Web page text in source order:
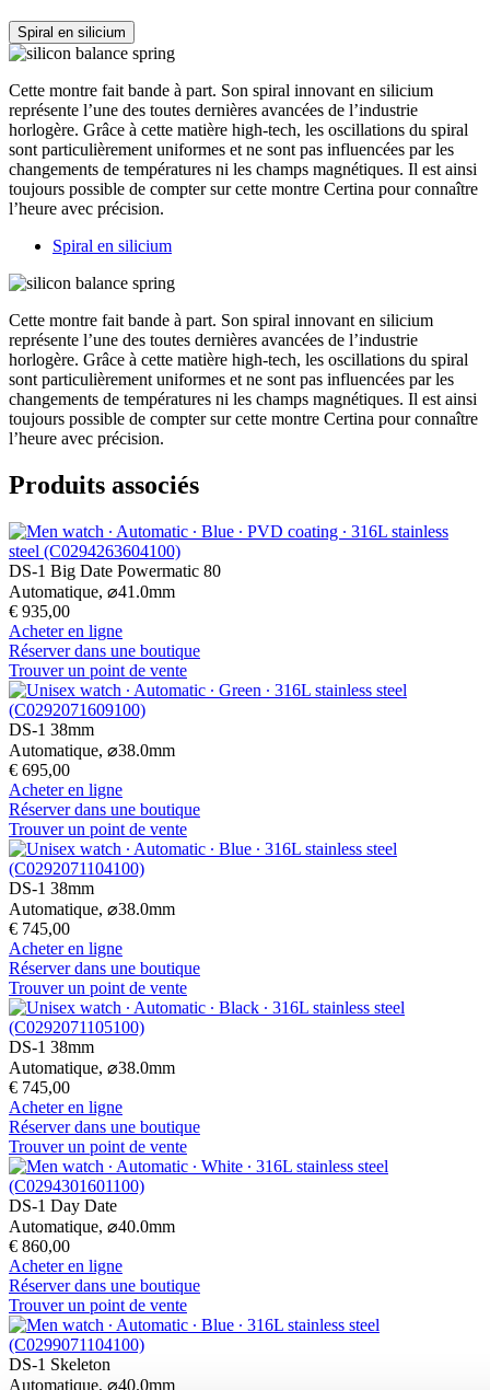
Spiral en silicium
Cette montre fait bande à part. Son spiral innovant en silicium
représente l’une des toutes dernières avancées de l’industrie
horlogère. Grâce à cette matière high-tech, les oscillations du spiral
sont particulièrement uniformes et ne sont pas influencées par les
changements de températures ni les champs magnétiques. Il est ainsi
toujours possible de compter sur cette montre Certina pour connaître
l’heure avec précision.
Spiral en silicium
Cette montre fait bande à part. Son spiral innovant en silicium
représente l’une des toutes dernières avancées de l’industrie
horlogère. Grâce à cette matière high-tech, les oscillations du spiral
sont particulièrement uniformes et ne sont pas influencées par les
changements de températures ni les champs magnétiques. Il est ainsi
toujours possible de compter sur cette montre Certina pour connaître
l’heure avec précision.
Produits associés
DS-1 Big Date Powermatic 80
Automatique, ⌀41.0mm
€ 935,00
Acheter en ligne
Réserver dans une boutique
Trouver un point de vente
DS-1 38mm
Automatique, ⌀38.0mm
€ 695,00
Acheter en ligne
Réserver dans une boutique
Trouver un point de vente
DS-1 38mm
Automatique, ⌀38.0mm
€ 745,00
Acheter en ligne
Réserver dans une boutique
Trouver un point de vente
DS-1 38mm
Automatique, ⌀38.0mm
€ 745,00
Acheter en ligne
Réserver dans une boutique
Trouver un point de vente
DS-1 Day Date
Automatique, ⌀40.0mm
€ 860,00
Acheter en ligne
Réserver dans une boutique
Trouver un point de vente
DS-1 Skeleton
Automatique, ⌀40.0mm